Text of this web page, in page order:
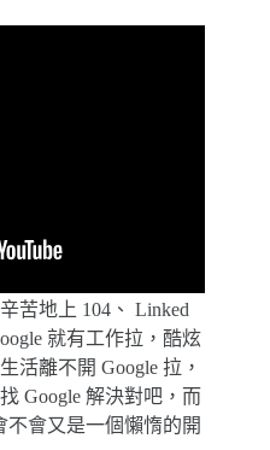
苦地上 104、 Linked
就有工作拉，酷炫
活離不開 Google 拉，
Google 解決對吧，而
不會又是一個懶惰的開